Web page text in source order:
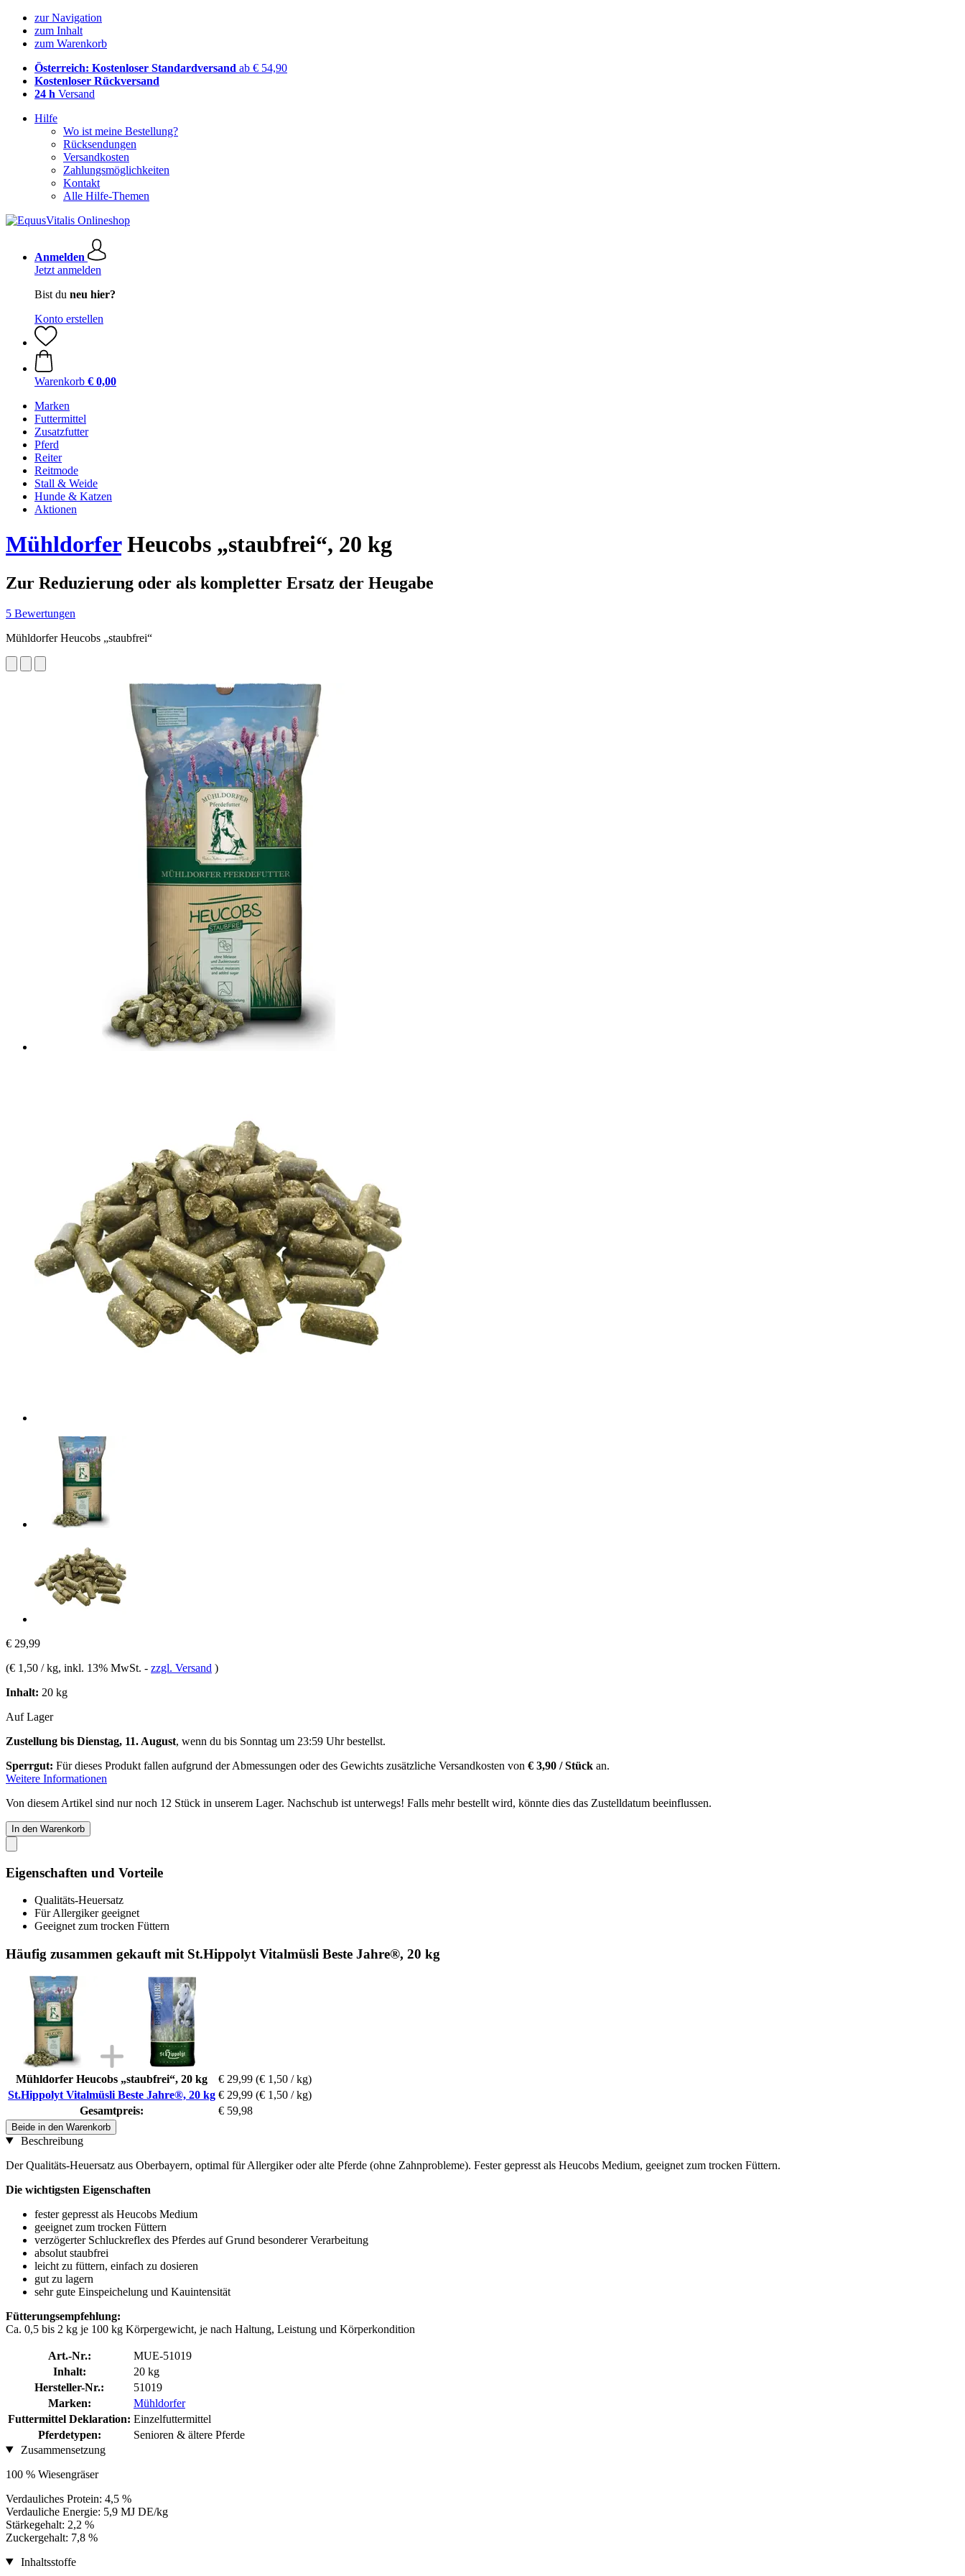
zur Navigation
zum Inhalt
zum Warenkorb
Österreich: Kostenloser Standardversand ab € 54,90
Kostenloser Rückversand
24 h Versand
Hilfe
Wo ist meine Bestellung?
Rücksendungen
Versandkosten
Zahlungsmöglichkeiten
Kontakt
Alle Hilfe-Themen
Anmelden
Jetzt anmelden
Bist du neu hier?
Konto erstellen
Warenkorb € 0,00
Marken
Futtermittel
Zusatzfutter
Pferd
Reiter
Reitmode
Stall & Weide
Hunde & Katzen
Aktionen
MühldorferHeucobs „staubfrei“, 20 kg
Zur Reduzierung oder als kompletter Ersatz der Heugabe
5 Bewertungen
Mühldorfer Heucobs „staubfrei“
€ 29,99
(€ 1,50 / kg, inkl. 13% MwSt. - zzgl. Versand )
Inhalt: 20 kg
Auf Lager
Zustellung bis Dienstag, 11. August, wenn du bis Sonntag um 23:59 Uhrbestellst.
Sperrgut: Für dieses Produkt fallen aufgrund der Abmessungen oder des Gewichts zusätzliche Versandkosten von € 3,90 / Stück an.
Weitere Informationen
Von diesem Artikel sind nur noch 12 Stück in unserem Lager. Nachschub ist unterwegs! Falls mehr bestellt wird, könnte dies das Zustelldatum beeinflussen.
In den Warenkorb
Eigenschaften und Vorteile
Qualitäts-Heuersatz
Für Allergiker geeignet
Geeignet zum trocken Füttern
Häufig zusammen gekauft mit St.Hippolyt Vitalmüsli Beste Jahre®, 20 kg
Mühldorfer Heucobs „staubfrei“, 20 kg € 29,99 (€ 1,50 / kg)
St.Hippolyt Vitalmüsli Beste Jahre®, 20 kg € 29,99 (€ 1,50 / kg)
Gesamtpreis:
€ 59,98
Beide in den Warenkorb
Beschreibung
Der Qualitäts-Heuersatz aus Oberbayern, optimal für Allergiker oder alte Pferde (ohne Zahnprobleme). Fester gepresst als Heucobs Medium, geeignet zum trocken Füttern.
Die wichtigsten Eigenschaften
fester gepresst als Heucobs Medium
geeignet zum trocken Füttern
verzögerter Schluckreflex des Pferdes auf Grund besonderer Verarbeitung
absolut staubfrei
leicht zu füttern, einfach zu dosieren
gut zu lagern
sehr gute Einspeichelung und Kauintensität
Fütterungsempfehlung:
Ca. 0,5 bis 2 kg je 100 kg Körpergewicht, je nach Haltung, Leistung und Körperkondition
Art.-Nr.:
MUE-51019
Inhalt:
20 kg
Hersteller-Nr.:
51019
Marken:
Mühldorfer
Futtermittel Deklaration: Einzelfuttermittel
Pferdetypen:
Senioren & ältere Pferde
Zusammensetzung
100 % Wiesengräser
Verdauliches Protein: 4,5 %
Verdauliche Energie: 5,9 MJ DE/kg
Stärkegehalt: 2,2 %
Zuckergehalt: 7,8 %
Inhaltsstoffe